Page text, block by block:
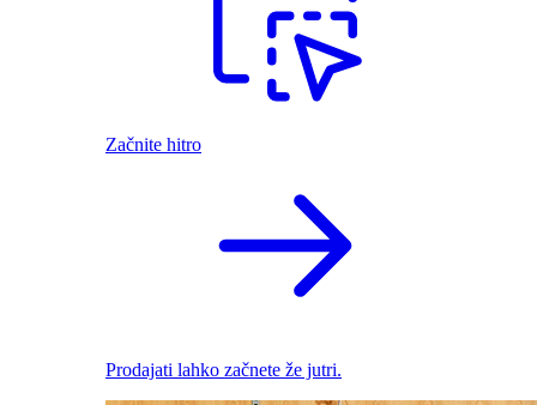
Začnite hitro
Prodajati lahko začnete že jutri.